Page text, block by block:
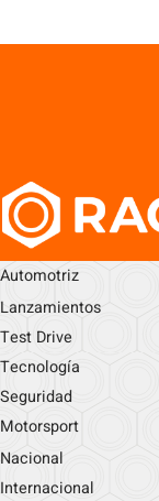
Automotriz
Lanzamientos
Test Drive
Tecnología
Seguridad
Motorsport
Nacional
Internacional